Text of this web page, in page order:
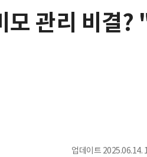
관리 비결
업데이트 2025.06.14.